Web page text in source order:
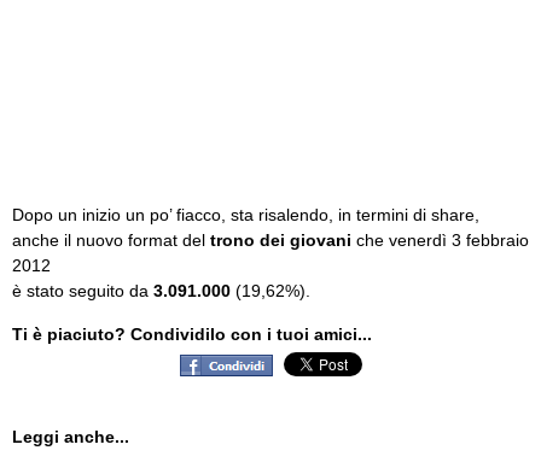
Dopo un inizio un po’ fiacco, sta risalendo, in termini di share,
anche il nuovo format del trono dei giovani che venerdì 3 febbraio
2012
è stato seguito da 3.091.000 (19,62%­).
Ti è piaciuto? Condividilo con i tuoi amici...
Leggi anche...